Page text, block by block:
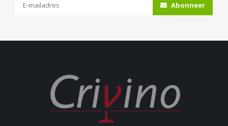
Abonneer